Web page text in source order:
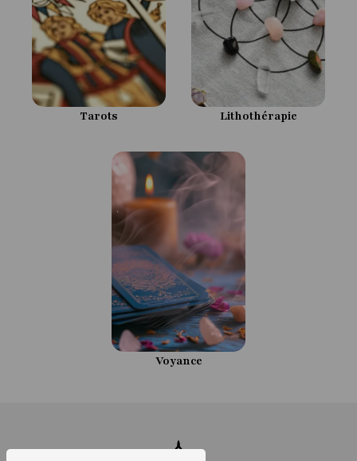
Tarots Lithothérapie
Voyance